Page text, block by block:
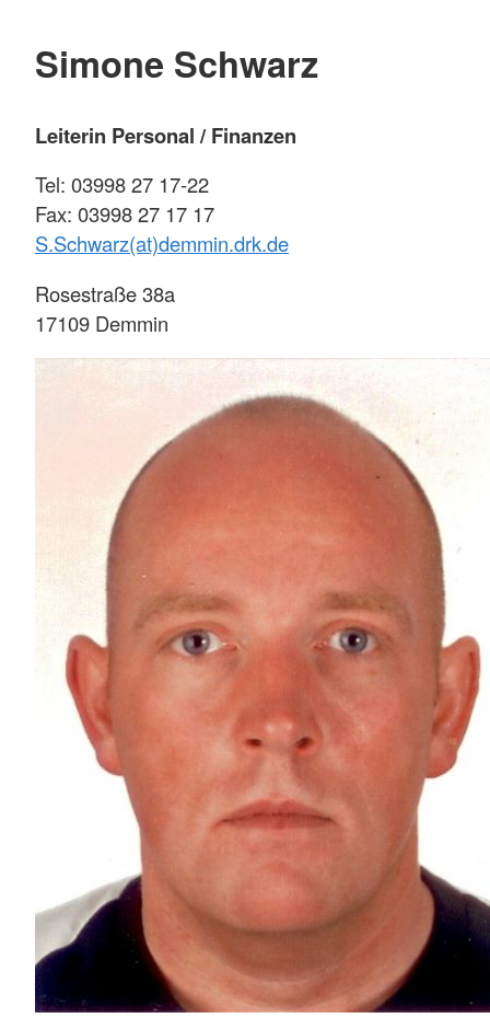
Simone Schwarz
Leiterin Personal / Finanzen
Tel: 03998 27 17-22
Fax: 03998 27 17 17
S.Schwarz(at)demmin.drk.de
Rosestraße 38a
17109 Demmin